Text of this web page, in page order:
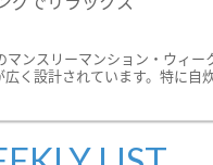
ンスリーマンション・ウィ
く設計されています。特に